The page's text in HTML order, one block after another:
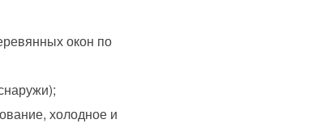
окон по
холодное и